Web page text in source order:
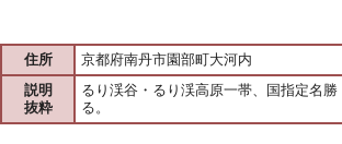
住所
京都府南丹市園部町大河内
説明
抜粋
るり渓谷・るり渓高原一帯、国指定名
る。